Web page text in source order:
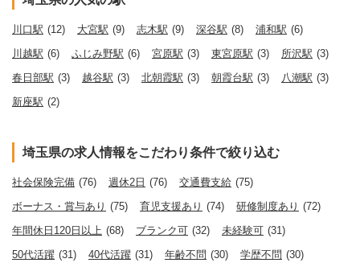
川口駅 (12) 大宮駅 (9) 志木駅 (9) 深谷駅 (8) 浦和駅 (6)
川越駅 (6) ふじみ野駅 (6) 宮原駅 (3) 東宮原駅 (3) 所沢駅 (3)
春日部駅 (3) 越谷駅 (3) 北朝霞駅 (3) 朝霞台駅 (3) 八潮駅 (3)
新座駅 (2)
埼玉県の求人情報をこだわり条件で絞り込む
社会保険完備 (76) 週休2日 (76) 交通費支給 (75)
ボーナス・賞与あり (75) 育児支援あり (74) 研修制度あり (72)
年間休日120日以上 (68) ブランク可 (32) 未経験可 (31)
50代活躍 (31) 40代活躍 (31) 年齢不問 (30) 学歴不問 (30)